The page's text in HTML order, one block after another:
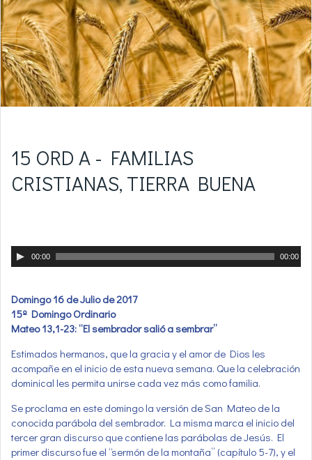
15 ORD A - FAMILIAS
CRISTIANAS, TIERRA BUENA
Reproductor
de
00:00 00:00
Domingo 16 de Julio de 2017
15º Domingo Ordinario
Mateo 13,1-23: “El sembrador salió a sembrar”
Estimados hermanos, que la gracia y el amor de Dios les
acompañe en el inicio de esta nueva semana. Que la celebración
dominical les permita unirse cada vez más como familia.
Se proclama en este domingo la versión de San Mateo de la
conocida parábola del sembrador. La misma marca el inicio del
tercer gran discurso que contiene las parábolas de Jesús. El
primer discurso fue el “sermón de la montaña” (capítulo 5-7), y el